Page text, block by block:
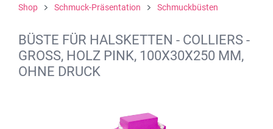
Shop Schmuck-Präsentation Schmuckbüsten
BÜSTE FÜR HALSKETTEN - COLLIERS -
GROSS, HOLZ PINK, 100X30X250 MM, O
HNE DRUCK